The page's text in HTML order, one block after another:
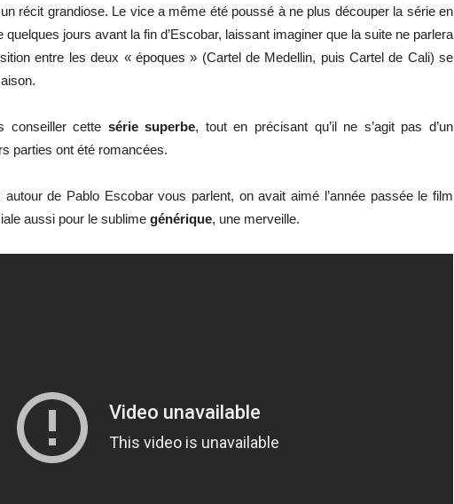
récit grandiose. Le vice a même été poussé à ne plus découper la série en
quelques jours avant la fin d’Escobar, laissant imaginer que la suite ne parlera
entre les deux « époques » (Cartel de Medellin, puis Cartel de Cali) se
conseiller cette série superbe, tout en précisant qu’il ne s’agit pas d’un
parties ont été romancées.
de Pablo Escobar vous parlent, on avait aimé l’année passée le film
aussi pour le sublime générique, une merveille.